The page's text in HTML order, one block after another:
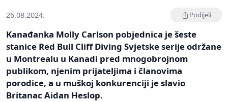
26.08.2024. Podijeli
Kanađanka Molly Carlson pobjednica je šeste
stanice Red Bull Cliff Diving Svjetske serije održane
u Montrealu u Kanadi pred mnogobrojnom
publikom, njenim prijateljima i članovima
porodice, a u muškoj konkurenciji je slavio
Britanac Aidan Heslop.